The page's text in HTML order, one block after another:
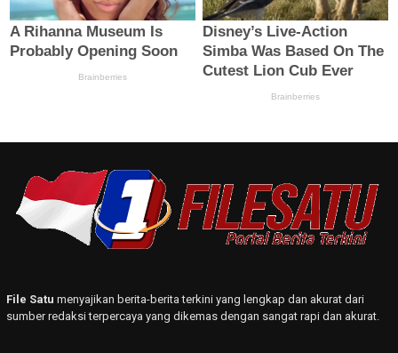
File Satu menyajikan berita-berita terkini yang lengkap dan akurat dari
sumber redaksi terpercaya yang dikemas dengan sangat rapi dan akurat.